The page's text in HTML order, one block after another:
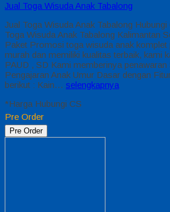
Jual Toga Wisuda Anak Tabalong
Jual Toga Wisuda Anak Tabalong
Toga Wisuda Anak Tabalong Kalimantan
Paket Promosi toga wisuda anak komplet
murah dan memiliki kualitas terbaik, kami
PAUD , SD Kami memberinya
Pengajaran Anak Umur Dasar dengan
berikut : Kain… selengkapnya
*Harga Hubungi CS
Pre Order
Pre Order